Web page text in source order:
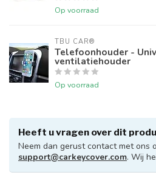
Op voorraad
TBU CAR®
Telefoonhouder -
ventilatiehouder
Op voorraad
Heeft u vragen over dit
Neem dan gerust contact met ons
support@carkeycover.com. Wij